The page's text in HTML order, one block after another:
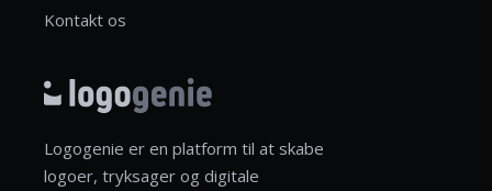
Kontakt os
Logogenie er en platform til at skabe
logoer, tryksager og digitale